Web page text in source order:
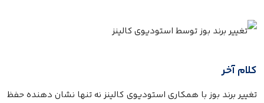
کلام آخر
تغییر برند بوز با همکاری استودیوی کالینز نه تنها نشان دهنده حفظ